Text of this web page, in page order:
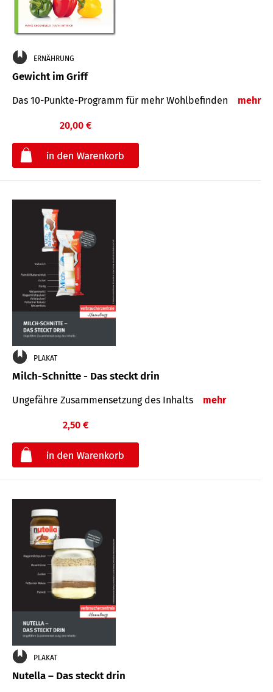
ERNÄHRUNG
Gewicht im Griff
Das 10-Punkte-Programm für mehr Wohlbefinden mehr
20,00 €
PLAKAT
Milch-Schnitte - Das steckt drin
Ungefähre Zu­sammen­setzung des Inhalts mehr
2,50 €
PLAKAT
Nutella – Das steckt drin